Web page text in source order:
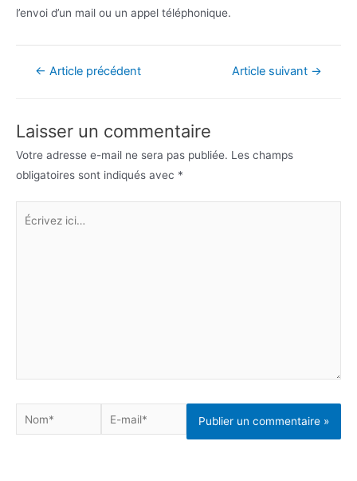
l’envoi d’un mail ou un appel téléphonique.
Navigation
← Article précédent Article suivant →
Laisser un commentaire
Votre adresse e-mail ne sera pas publiée. Les champs
obligatoires sont indiqués avec *
Écrivez
Nom*
E-
mail*